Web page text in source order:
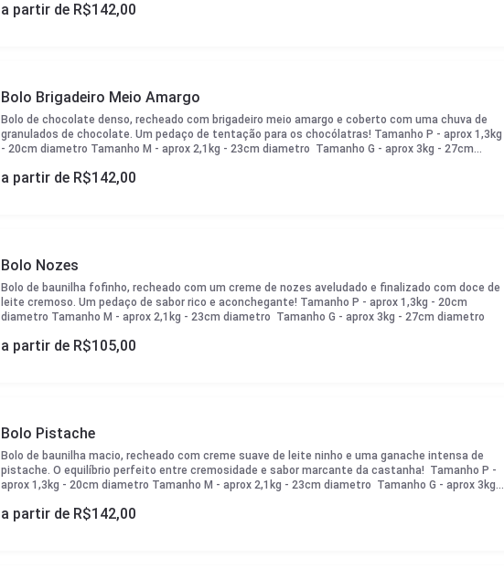
a partir de R$142,00
Bolo Brigadeiro Meio Amargo
Bolo de chocolate denso, recheado com brigadeiro meio amargo e coberto com uma chuva de
granulados de chocolate. Um pedaço de tentação para os chocólatras! Tamanho P - aprox 1,3kg
- 20cm diametro Tamanho M - aprox 2,1kg - 23cm diametro Tamanho G - aprox 3kg - 27cm
a partir de R$142,00
Bolo Nozes
Bolo de baunilha fofinho, recheado com um creme de nozes aveludado e finalizado com doce de
leite cremoso. Um pedaço de sabor rico e aconchegante! Tamanho P - aprox 1,3kg - 20cm
diametro Tamanho M - aprox 2,1kg - 23cm diametro Tamanho G - aprox 3kg - 27cm diametro
a partir de R$105,00
Bolo Pistache
Bolo de baunilha macio, recheado com creme suave de leite ninho e uma ganache intensa de
pistache. O equilíbrio perfeito entre cremosidade e sabor marcante da castanha! Tamanho P -
aprox 1,3kg - 20cm diametro Tamanho M - aprox 2,1kg - 23cm diametro Tamanho G - aprox 3kg -
a partir de R$142,00